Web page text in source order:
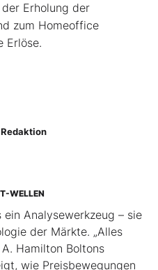
Erholung der
zum Homeoffice
Erlöse.
Redaktion
WELLEN
Analysewerkzeug – sie
der Märkte. „Alles
Hamilton Boltons
wie Preisbewegungen